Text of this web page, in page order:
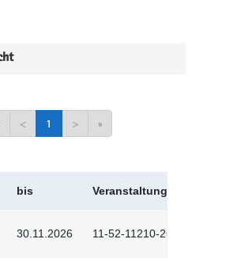
< 1 > »
bis Veranstaltungskürzel
30.11.2026 11-52-11210-2602